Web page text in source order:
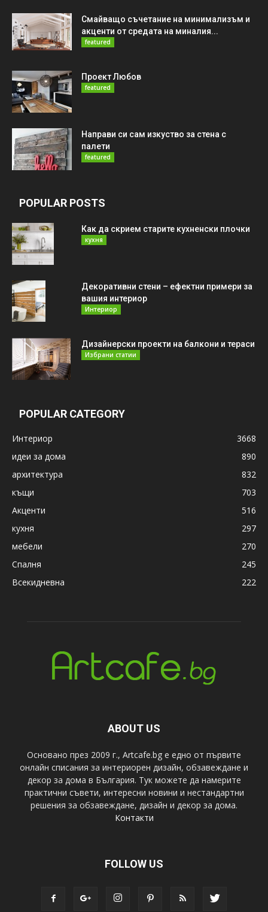
Смайващо съчетание на минимализъм и
акценти от средата на миналия...
featured
Проект Любов
featured
Направи си сам изкуство за стена с
палети
featured
POPULAR POSTS
Как да скрием старите кухненски плочки
кухня
Декоративни стени – ефектни примери за
вашия интериор
Интериор
Дизайнерски проекти на балкони и тераси
Избрани статии
POPULAR CATEGORY
Интериор
3668
идеи за дома
890
архитектура
832
къщи
703
Акценти
516
кухня
297
мебели
270
Спалня
245
Всекидневна
222
ABOUT US
Основано през 2009 г., Artcafe.bg е едно от първите
онлайн списания за интериорен дизайн, обзавеждане и
декор за дома в България. Тук можете да намерите
практични съвети, интересни новини и нестандартни
решения за обзавеждане, дизайн и декор за дома.
Контакти
FOLLOW US